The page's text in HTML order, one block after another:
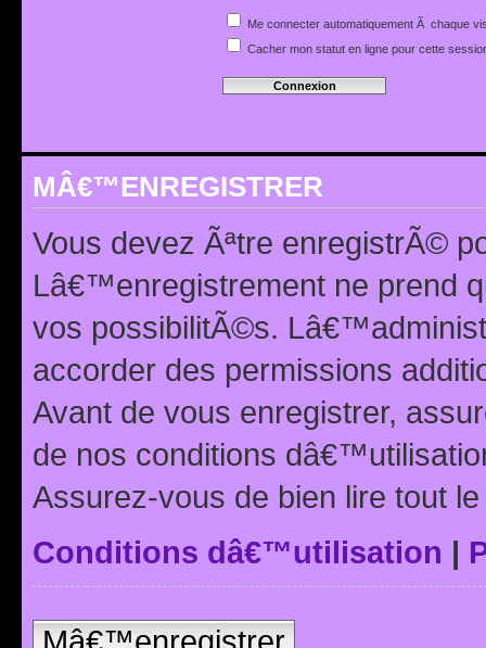
Me connecter automatiquement Ã chaque
Cacher mon statut en ligne pour cette
MÂ€™ENREGISTRER
Vous devez Ãªtre enregistrÃ©
Lâ€™enregistrement ne prend
vos possibilitÃ©s.
accorder des permissions
Avant de vous enregistrer,
de nos conditions
Assurez-vous de bien lire tout
Conditions dâ€™utilisation |
Mâ€™enregistrer